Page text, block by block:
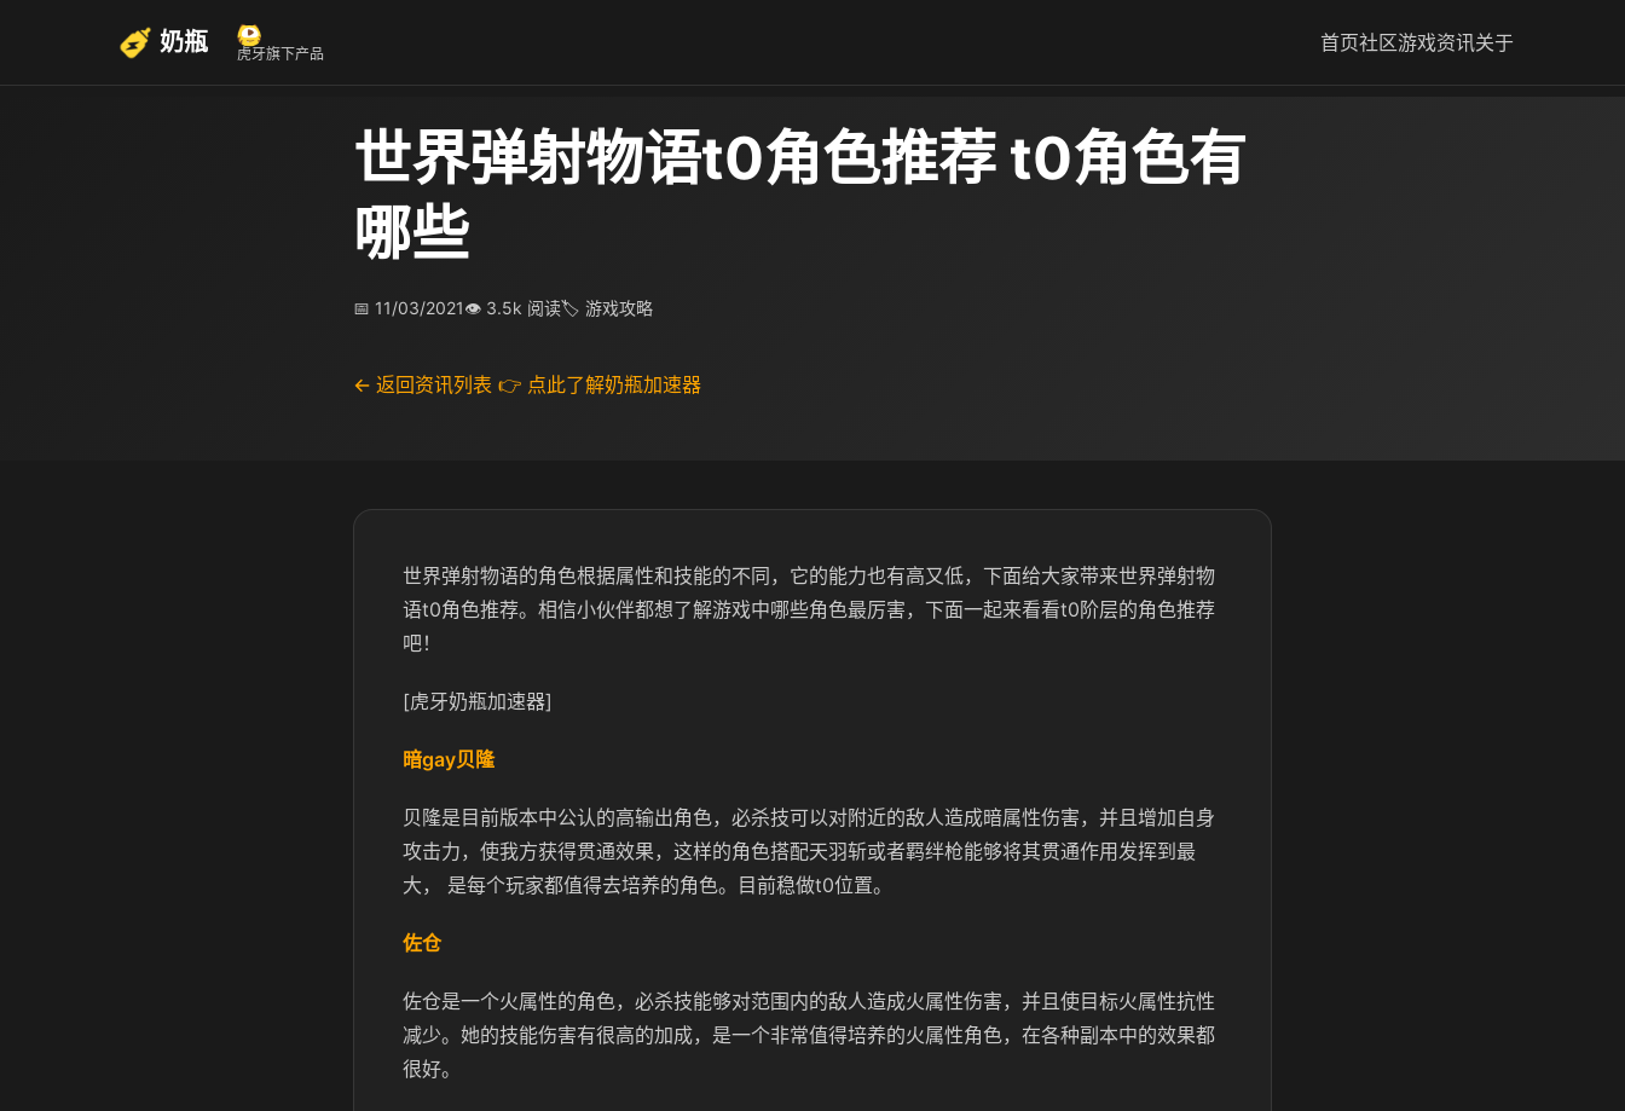
奶瓶 虎牙旗下产品 首页社区游戏资讯关于
世界弹射物语t0角色推荐 t0角色有
哪些
📅 11/03/2021👁 3.5k 阅读🏷 游戏攻略
← 返回资讯列表 👉 点此了解奶瓶加速器
世界弹射物语的角色根据属性和技能的不同，它的能力也有高又低，下面给大家带来世界弹射物
语t0角色推荐。相信小伙伴都想了解游戏中哪些角色最厉害，下面一起来看看t0阶层的角色推荐
吧！
[虎牙奶瓶加速器]
暗gay贝隆
贝隆是目前版本中公认的高输出角色，必杀技可以对附近的敌人造成暗属性伤害，并且增加自身
攻击力，使我方获得贯通效果，这样的角色搭配天羽斩或者羁绊枪能够将其贯通作用发挥到最
大， 是每个玩家都值得去培养的角色。目前稳做t0位置。
佐仓
佐仓是一个火属性的角色，必杀技能够对范围内的敌人造成火属性伤害，并且使目标火属性抗性
减少。她的技能伤害有很高的加成，是一个非常值得培养的火属性角色，在各种副本中的效果都
很好。